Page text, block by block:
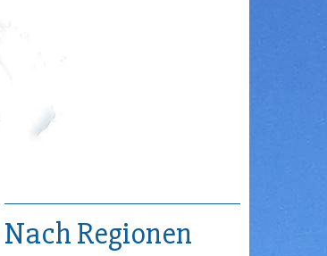
Nach Regionen